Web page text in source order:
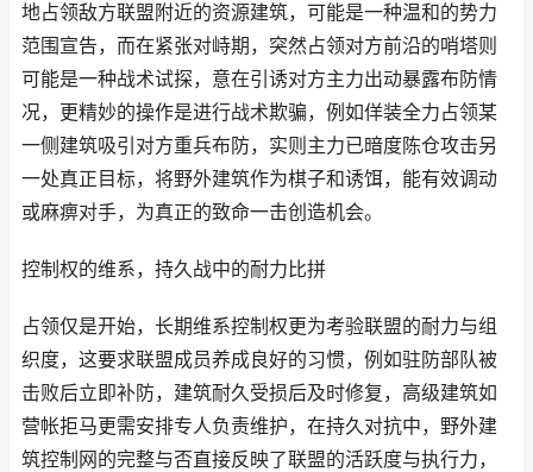
地占领敌方联盟附近的资源建筑，可能是一种温和的势力
范围宣告，而在紧张对峙期，突然占领对方前沿的哨塔则
可能是一种战术试探，意在引诱对方主力出动暴露布防情
况，更精妙的操作是进行战术欺骗，例如佯装全力占领某
一侧建筑吸引对方重兵布防，实则主力已暗度陈仓攻击另
一处真正目标，将野外建筑作为棋子和诱饵，能有效调动
或麻痹对手，为真正的致命一击创造机会。
控制权的维系，持久战中的耐力比拼
占领仅是开始，长期维系控制权更为考验联盟的耐力与组
织度，这要求联盟成员养成良好的习惯，例如驻防部队被
击败后立即补防，建筑耐久受损后及时修复，高级建筑如
营帐拒马更需安排专人负责维护，在持久对抗中，野外建
筑控制网的完整与否直接反映了联盟的活跃度与执行力，